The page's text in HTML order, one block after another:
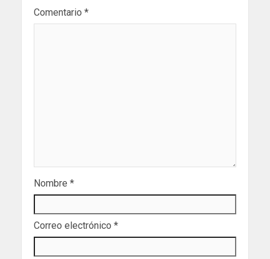
Comentario *
Nombre *
Correo electrónico *